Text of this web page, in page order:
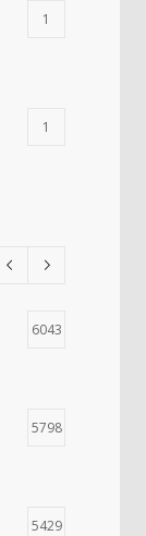
1
1
6043
5798
5429